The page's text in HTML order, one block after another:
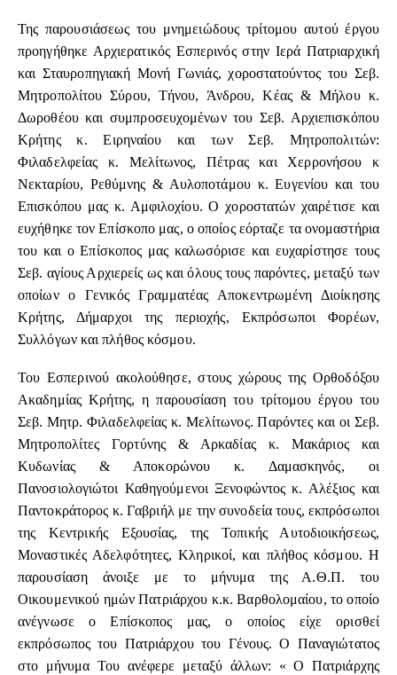
Της παρουσιάσεως του μνημειώδους τρίτομου αυτού έργου
προηγήθηκε Αρχιερατικός Εσπερινός στην Ιερά Πατριαρχική
και Σταυροπηγιακή Μονή Γωνιάς, χοροστατούντος του Σεβ.
Μητροπολίτου Σύρου, Τήνου, Άνδρου, Κέας & Μήλου κ.
Δωροθέου και συμπροσευχομένων του Σεβ. Αρχιεπισκόπου
Κρήτης κ. Ειρηναίου και των Σεβ. Μητροπολιτών:
Φιλαδελφείας κ. Μελίτωνος, Πέτρας και Χερρονήσου κ
Νεκταρίου, Ρεθύμνης & Αυλοποτάμου κ. Ευγενίου και του
Επισκόπου μας κ. Αμφιλοχίου. Ο χοροστατών χαιρέτισε και
ευχήθηκε τον Επίσκοπο μας, ο οποίος εόρταζε τα ονομαστήρια
του και ο Επίσκοπος μας καλωσόρισε και ευχαρίστησε τους
Σεβ. αγίους Αρχιερείς ως και όλους τους παρόντες, μεταξύ των
οποίων ο Γενικός Γραμματέας Αποκεντρωμένη Διοίκησης
Κρήτης, Δήμαρχοι της περιοχής, Εκπρόσωποι Φορέων,
Συλλόγων και πλήθος κόσμου.
Του Εσπερινού ακολούθησε, στους χώρους της Ορθοδόξου
Ακαδημίας Κρήτης, η παρουσίαση του τρίτομου έργου του
Σεβ. Μητρ. Φιλαδελφείας κ. Μελίτωνος. Παρόντες και οι Σεβ.
Μητροπολίτες Γορτύνης & Αρκαδίας κ. Μακάριος και
Κυδωνίας & Αποκορώνου κ. Δαμασκηνός, οι
Πανοσιολογιώτοι Καθηγούμενοι Ξενοφώντος κ. Αλέξιος και
Παντοκράτορος κ. Γαβριήλ με την συνοδεία τους, εκπρόσωποι
της Κεντρικής Εξουσίας, της Τοπικής Αυτοδιοικήσεως,
Μοναστικές Αδελφότητες, Κληρικοί, και πλήθος κόσμου. Η
παρουσίαση άνοιξε με το μήνυμα της Α.Θ.Π. του
Οικουμενικού ημών Πατριάρχου κ.κ. Βαρθολομαίου, το οποίο
ανέγνωσε ο Επίσκοπος μας, ο οποίος είχε ορισθεί
εκπρόσωπος του Πατριάρχου του Γένους. Ο Παναγιώτατος
στο μήνυμα Του ανέφερε μεταξύ άλλων: « Ο Πατριάρχης